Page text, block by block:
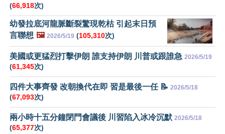
(66,918次)
幼發拉底河龍脈斷裂驚現乾枯 引起末日預
言聯想 🖼️ 2026/5/19 (105,310次)
美國或更猛烈打擊伊朗 誰支持伊朗 川普或跟誰急 2026/5/19
(61,345次)
四件大事齊發 改朝換代在即 習是最後一任 📝 2026/5/18
(67,093次)
兩小時十五分鐘閉門會議後 川習陷入冰冷沉默 2026/5/18
(65,377次)